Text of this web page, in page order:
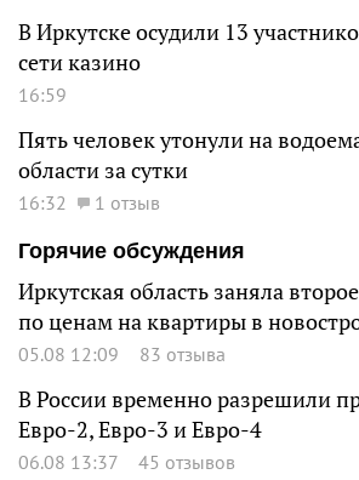
В Иркутске осудили 13
сети казино
16:59
Пять человек утонули на
области за сутки
16:32
1 отзыв
Горячие обсуждения
Иркутская область заняла
по ценам на квартиры в
05.08 12:09 83 отзыва
В России временно разрешили
Евро-2, Евро-3 и Евро-4
06.08 13:37 45 отзывов